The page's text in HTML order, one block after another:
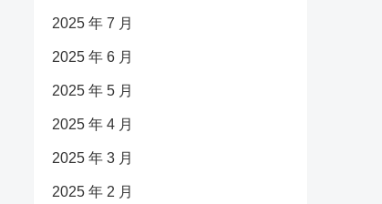
2025 年 7 月
2025 年 6 月
2025 年 5 月
2025 年 4 月
2025 年 3 月
2025 年 2 月